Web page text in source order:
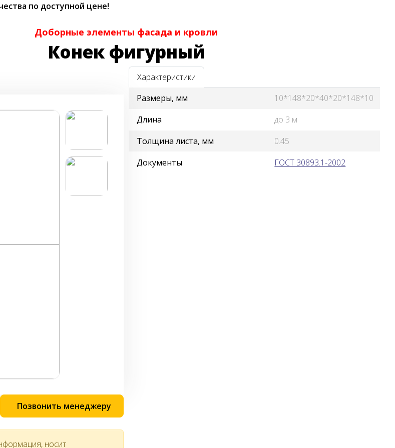
по доступной цене!
Доборные элементы фасада и кровли
Конек фигурный
Позвонить менеджеру
носит
Характеристики
Размеры, мм
10*148*20*40*20*148*10
Длина
до 3 м
Толщина листа, мм
0.45
Документы
ГОСТ 30893.1-2002